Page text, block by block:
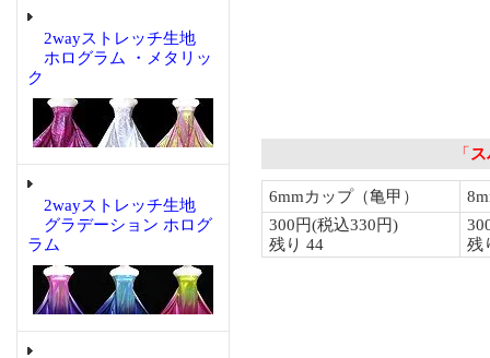
2wayストレッチ生地
ホログラム ・メタリッ
ク
2wayストレッチ生地
グラデーション ホログ
ラム